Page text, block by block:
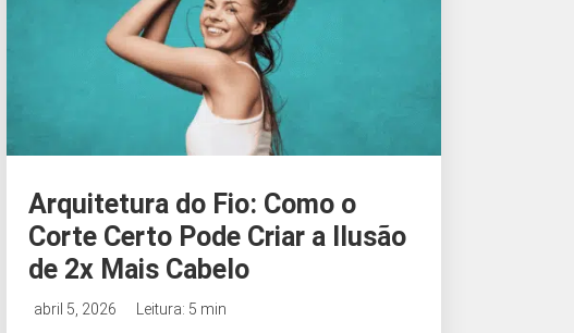
Arquitetura do Fio: Como o
Corte Certo Pode Criar a Ilusão
de 2x Mais Cabelo
abril 5, 2026
Leitura: 5 min